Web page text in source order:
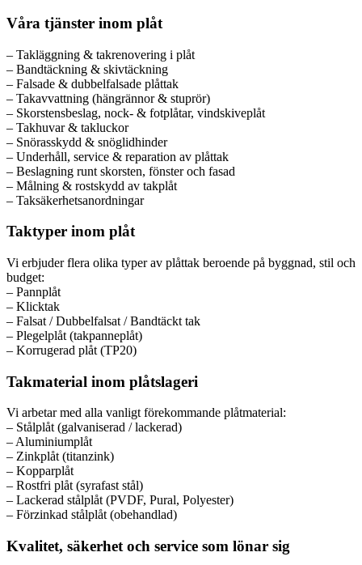
Våra tjänster inom plåt
– Takläggning & takrenovering i plåt
– Bandtäckning & skivtäckning
– Falsade & dubbelfalsade plåttak
– Takavvattning (hängrännor & stuprör)
– Skorstensbeslag, nock- & fotplåtar, vindskiveplåt
– Takhuvar & takluckor
– Snörasskydd & snöglidhinder
– Underhåll, service & reparation av plåttak
– Beslagning runt skorsten, fönster och fasad
– Målning & rostskydd av takplåt
– Taksäkerhetsanordningar
Taktyper inom plåt
Vi erbjuder flera olika typer av plåttak beroende på byggnad, stil och
budget:
– Pannplåt
– Klicktak
– Falsat / Dubbelfalsat / Bandtäckt tak
– Plegelplåt (takpanneplåt)
– Korrugerad plåt (TP20)
Takmaterial inom plåtslageri
Vi arbetar med alla vanligt förekommande plåtmaterial:
– Stålplåt (galvaniserad / lackerad)
– Aluminiumplåt
– Zinkplåt (titanzink)
– Kopparplåt
– Rostfri plåt (syrafast stål)
– Lackerad stålplåt (PVDF, Pural, Polyester)
– Förzinkad stålplåt (obehandlad)
Kvalitet, säkerhet och service som lönar sig